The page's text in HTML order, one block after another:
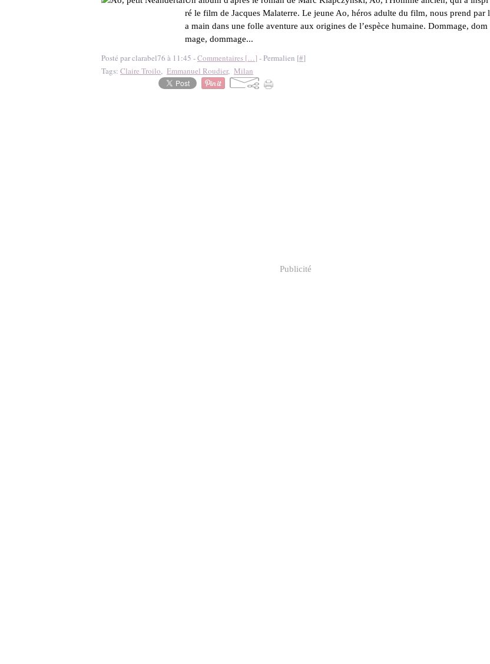
ré le film de Jacques Malaterre. Le jeune Ao, héros adulte du film, nous prend par l
a main dans une folle aventure aux origines de l’espèce humaine. Dommage, dom
mage, dommage...
Posté par clarabel76 à 11:45 -Commentaires […] - Permalien [#]
Tags: Claire Troilo, Emmanuel Roudier, Milan
Publicité